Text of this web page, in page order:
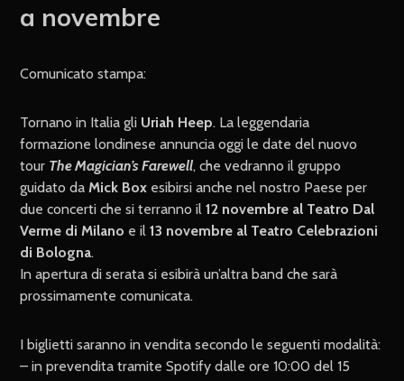
a novembre
Comunicato stampa:
Tornano in Italia gli Uriah Heep. La leggendaria
formazione londinese annuncia oggi le date del nuovo
tour The Magician’s Farewell, che vedranno il gruppo
guidato da Mick Box esibirsi anche nel nostro Paese per
due concerti che si terranno il12 novembre al Teatro Dal
Verme di Milano e il13 novembre al Teatro Celebrazioni
di Bologna.
In apertura di serata si esibirà un’altra band che sarà
prossimamente comunicata.
I biglietti saranno in vendita secondo le seguenti modalità:
– in prevendita tramite Spotify dalle ore 10:00 del 15